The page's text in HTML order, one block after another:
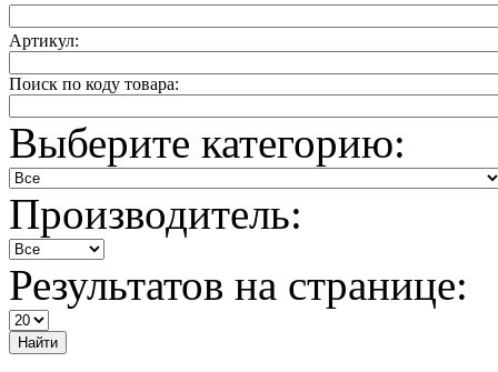
Артикул:
Поиск по коду товара:
Выберите категорию:
Производитель:
Результатов на странице:
Найти